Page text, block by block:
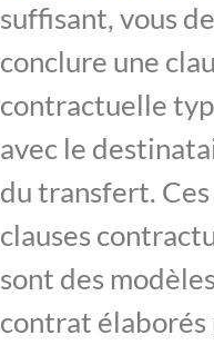
suffisant, vous
conclure une
contractuelle
avec le
du transfert. Ces
clauses
sont des
contrat élaborés